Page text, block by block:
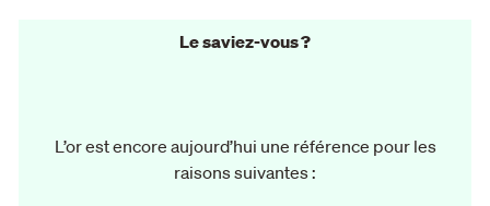
Le saviez-vous ?
L’or est encore aujourd’hui une référence pour les
raisons suivantes :